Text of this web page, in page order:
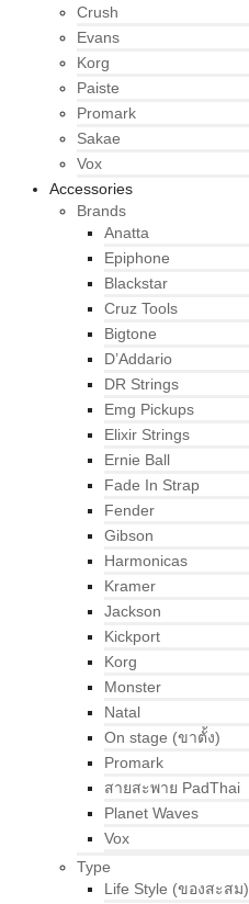
Crush
Evans
Korg
Paiste
Promark
Sakae
Vox
Accessories
Brands
Anatta
Epiphone
Blackstar
Cruz Tools
Bigtone
D’Addario
DR Strings
Emg Pickups
Elixir Strings
Ernie Ball
Fade In Strap
Fender
Gibson
Harmonicas
Kramer
Jackson
Kickport
Korg
Monster
Natal
On stage (ขาตั้ง)
Promark
สายสะพาย PadThai
Planet Waves
Vox
Type
Life Style (ของสะสม)